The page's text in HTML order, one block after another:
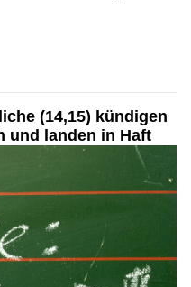
(14,15) kündigen
und landen in Haft